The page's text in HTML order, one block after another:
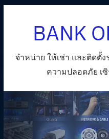
BANK
จำหน่าย ให้เช่า และติดตั้
ความปลอดภัย เ